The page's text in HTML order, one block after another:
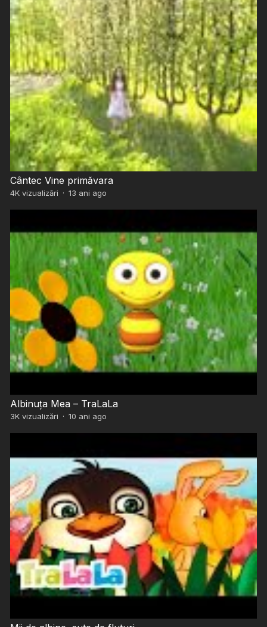
Cântec Vine primăvara
4Kvizualizări · 13 ani ago
Albinuța Mea – TraLaLa
3Kvizualizări · 10 ani ago